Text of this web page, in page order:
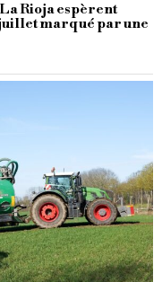
Rioja espèrent
marqué par une